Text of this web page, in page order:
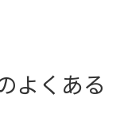
よくある